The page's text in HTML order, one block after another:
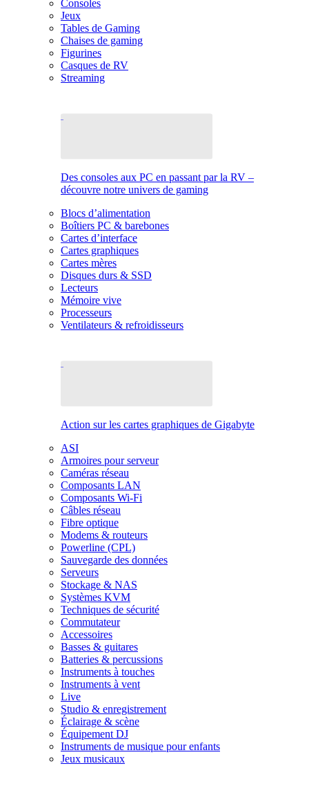
Consoles
Jeux
Tables de Gaming
Chaises de gaming
Figurines
Casques de RV
Streaming
Des consoles aux PC en passant par la RV –
découvre notre univers de gaming
Blocs d’alimentation
Boîtiers PC & barebones
Cartes d’interface
Cartes graphiques
Cartes mères
Disques durs & SSD
Lecteurs
Mémoire vive
Processeurs
Ventilateurs & refroidisseurs
Action sur les cartes graphiques de Gigabyte
ASI
Armoires pour serveur
Caméras réseau
Composants LAN
Composants Wi-Fi
Câbles réseau
Fibre optique
Modems & routeurs
Powerline (CPL)
Sauvegarde des données
Serveurs
Stockage & NAS
Systèmes KVM
Techniques de sécurité
Commutateur
Accessoires
Basses & guitares
Batteries & percussions
Instruments à touches
Instruments à vent
Live
Studio & enregistrement
Éclairage & scène
Équipement DJ
Instruments de musique pour enfants
Jeux musicaux